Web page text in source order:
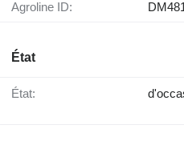
Agroline ID:
État
État: